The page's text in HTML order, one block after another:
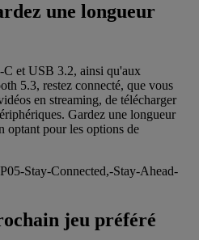
une longueur
C et USB 3.2, ainsi qu'aux
5.3, restez connecté, que vous
en streaming, de télécharger
Gardez une longueur
optant pour les options de
jeu préféré